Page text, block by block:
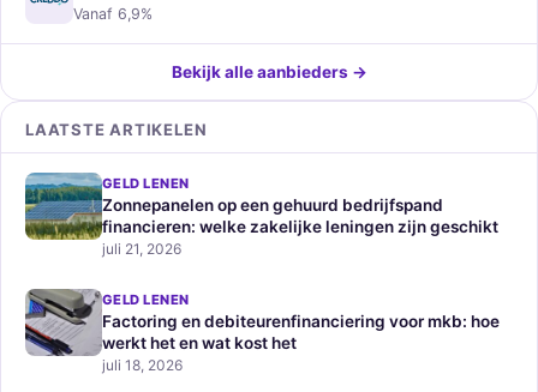
Vanaf 6,9%
Bekijk alle aanbieders →
LAATSTE ARTIKELEN
GELD LENEN
Zonnepanelen op een gehuurd bedrijfspand
financieren: welke zakelijke leningen zijn geschikt
juli 21, 2026
GELD LENEN
Factoring en debiteurenfinanciering voor mkb: hoe
werkt het en wat kost het
juli 18, 2026